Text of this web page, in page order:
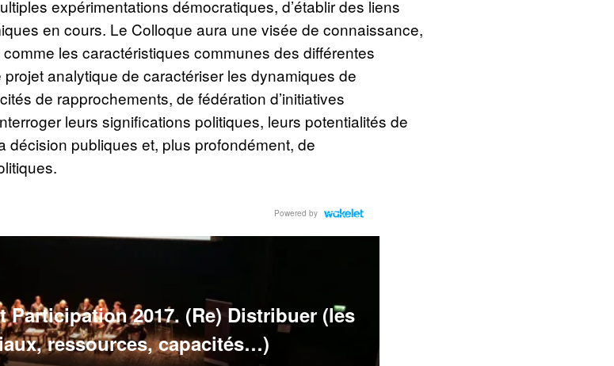
expérimentations démocratiques, d’établir des liens
en cours. Le Colloque aura une visée de connaissance,
les caractéristiques communes des différentes
analytique de caractériser les dynamiques de
de rapprochements, de fédération d’initiatives
leurs significations politiques, leurs potentialités de
décision publiques et, plus profondément, de